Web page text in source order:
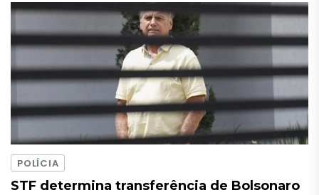
POLÍCIA
STF determina transferência de Bolsonaro